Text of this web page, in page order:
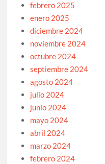
febrero 2025
enero 2025
diciembre 2024
noviembre 2024
octubre 2024
septiembre 2024
agosto 2024
julio 2024
junio 2024
mayo 2024
abril 2024
marzo 2024
febrero 2024